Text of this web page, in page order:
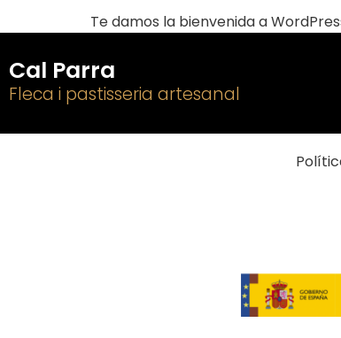
Te damos la bienvenida a
Cal Parra
Fleca i pastisseria artesanal